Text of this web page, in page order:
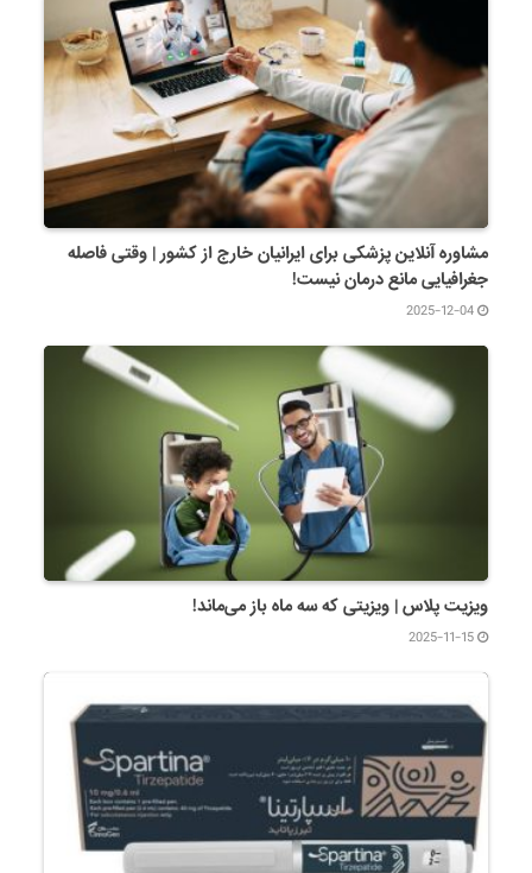
مشاوره آنلاین پزشکی برای ایرانیان خارج از کشور | وقتی فاصله
جغرافیایی مانع درمان نیست!
2025-12-04
ویزیت پلاس | ویزیتی که سه ماه باز می‌ماند!
2025-11-15